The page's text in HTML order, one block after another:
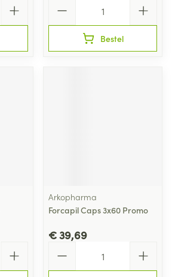
Bestel
Arkopharma
Forcapil Caps 3x60 Promo
€ 39,69